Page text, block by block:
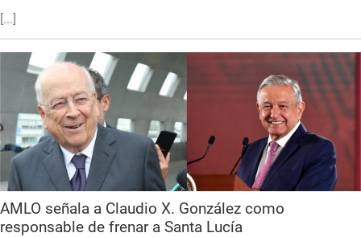
[...]
AMLO señala a Claudio X. González como
responsable de frenar a Santa Lucía